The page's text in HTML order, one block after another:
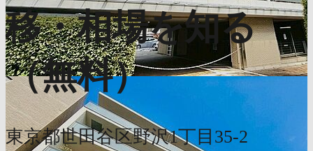
移・相場を知る
（無料）
東京都世田谷区野沢1丁目35-2